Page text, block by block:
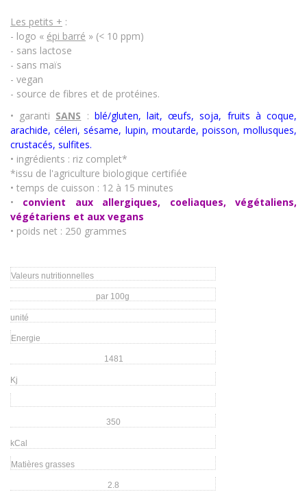
Les petits + :
- logo « épi barré » (< 10 ppm)
- sans lactose
- sans maïs
- vegan
- source de fibres et de protéines.
• garanti SANS : blé/gluten, lait, œufs, soja, fruits à coque,
arachide, céleri, sésame, lupin, moutarde, poisson, mollusques,
crustacés, sulfites.
• ingrédients : riz complet*
*issu de l'agriculture biologique certifiée
• temps de cuisson : 12 à 15 minutes
• convient aux allergiques, coeliaques, végétaliens,
végétariens et aux vegans
• poids net : 250 grammes
Valeurs nutritionnelles
par 100g
unité
Energie
1481
Kj
350
kCal
Matières grasses
2.8